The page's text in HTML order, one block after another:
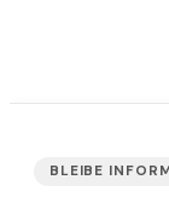
BLEIBE